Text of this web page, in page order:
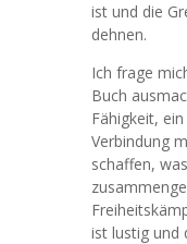
ist und die
dehnen.
Ich frage
Buch
Fähigkeit,
Verbindung
schaffen,
ist lustig und